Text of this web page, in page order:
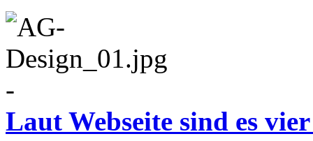
-
Laut Webseite sind es